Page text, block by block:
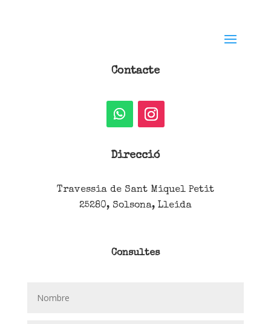
Contacte
Direcció
Travessia de Sant Miquel Petit
25280, Solsona, Lleida
Consultes